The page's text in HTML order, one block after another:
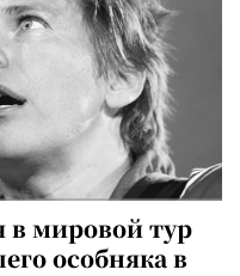
в мировой тур
особняка в